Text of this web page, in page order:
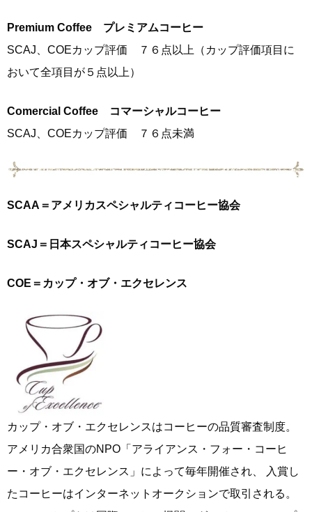
Premium Coffee プレミアムコーヒー
SCAJ、COEカップ評価 ７６点以上（カップ評価項目に
おいて全項目が５点以上）
Comercial Coffee コマーシャルコーヒー
SCAJ、COEカップ評価 ７６点未満
SCAA＝アメリカスペシャルティコーヒー協会
SCAJ＝日本スペシャルティコーヒー協会
COE＝カップ・オブ・エクセレンス
カップ・オブ・エクセレンスはコーヒーの品質審査制度。
アメリカ合衆国のNPO「アライアンス・フォー・コーヒ
ー・オブ・エクセレンス」によって毎年開催され、 入賞し
たコーヒーはインターネットオークションで取引される。